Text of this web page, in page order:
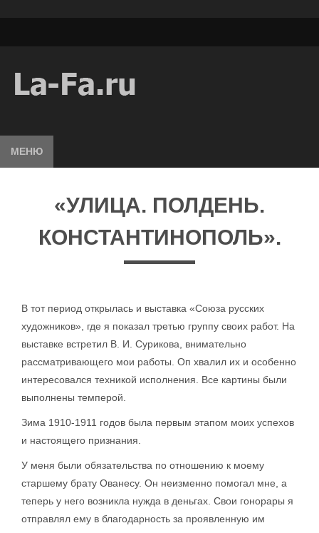
МЕНЮ
«УЛИЦА. ПОЛДЕНЬ.
КОНСТАНТИНОПОЛЬ».
В тот период открылась и выставка «Союза русских
художников», где я показал третью группу своих работ. На
выставке встретил В. И. Сурикова, внимательно
рассматривающего мои работы. Оп хвалил их и особенно
интересовался техникой исполнения. Все картины были
выполнены темперой.
Зима 1910-1911 годов была первым этапом моих успехов
и настоящего признания.
У меня были обязательства по отношению к моему
старшему брату Ованесу. Он неизменно помогал мне, а
теперь у него возникла нужда в деньгах. Свои гонорары я
отправлял ему в благодарность за проявленную им